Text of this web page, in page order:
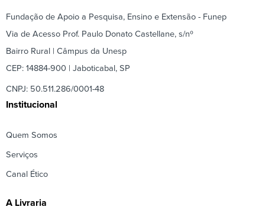
Fundação de Apoio a Pesquisa, Ensino e Extensão - Funep
Via de Acesso Prof. Paulo Donato Castellane, s/nº
Bairro Rural | Câmpus da Unesp
CEP: 14884-900 | Jaboticabal, SP
CNPJ: 50.511.286/0001-48
Institucional
Quem Somos
Serviços
Canal Ético
A Livraria